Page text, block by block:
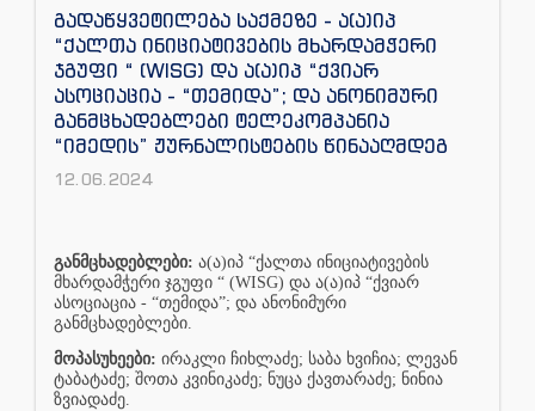
გადაწყვეტილება საქმეზე - ა(ა)იპ
“ქალთა ინიციატივების მხარდამჭერი
ჯგუფი “ (WISG) და ა(ა)იპ “ქვიარ
ასოციაცია - “თემიდა”; და ანონიმური
განმცხადებლები ტელეკომპანია
“იმედის” ჟურნალისტების წინააღმდეგ
12.06.2024
განმცხადებლები: ა(ა)იპ “ქალთა ინიციატივების
მხარდამჭერი ჯგუფი “ (WISG) და ა(ა)იპ “ქვიარ
ასოციაცია - “თემიდა”; და ანონიმური
განმცხადებლები.
მოპასუხეები: ირაკლი ჩიხლაძე; საბა ხვიჩია; ლევან
ტაბატაძე; შოთა კვინიკაძე; ნუცა ქავთარაძე; ნინია
ზვიადაძე.